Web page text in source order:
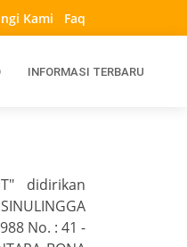
Kami Faq
INFORMASI TERBARU
didirikan
No. : 41 -